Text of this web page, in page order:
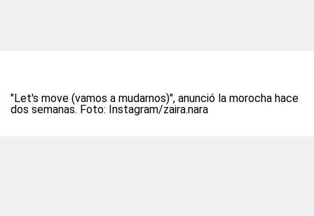
"Let's move (vamos a mudarnos)", anunció la morocha hace
dos semanas. Foto: Instagram/zaira.nara